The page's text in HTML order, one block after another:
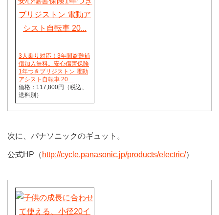
3人乗り対応！3年間盗難補
償加入無料。安心傷害保険
1年つきブリジストン 電動
アシスト自転車 20…
価格：117,800円（税込、
送料別）
次に、パナソニックのギュット。
公式HP（ http://cycle.panasonic.jp/products/electric/）